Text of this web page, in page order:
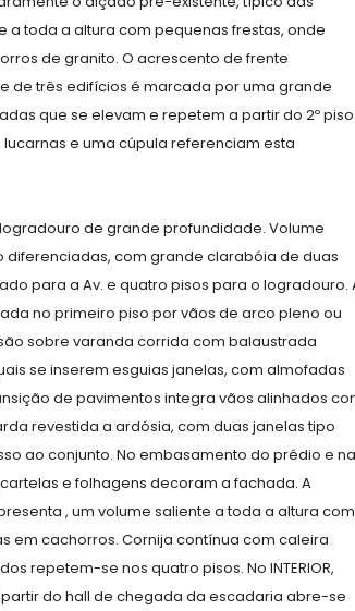
a toda a altura com pequenas frestas, onde
de granito. O acrescento de frente
de três edifícios é marcada por uma grande
que se elevam e repetem a partir do 2º piso
e uma cúpula referenciam esta
de grande profundidade. Volume
com grande clarabóia de duas
para a Av. e quatro pisos para o logradouro.
no primeiro piso por vãos de arco pleno ou
sobre varanda corrida com balaustrada
se inserem esguias janelas, com almofadas
de pavimentos integra vãos alinhados
revestida a ardósia, com duas janelas tipo
ao conjunto. No embasamento do prédio e na
e folhagens decoram a fachada. A
, um volume saliente a toda a altura com
em cachorros. Cornija contínua com caleira
repetem-se nos quatro pisos. No INTERIOR,
do hall de chegada da escadaria abre-se